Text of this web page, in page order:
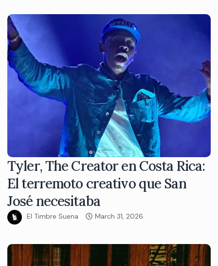
Tyler, The Creator en Costa Rica:
El terremoto creativo que San
José necesitaba
El Timbre Suena March 31, 2026